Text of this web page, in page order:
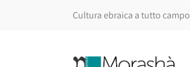
Cultura ebraica a tutto campo